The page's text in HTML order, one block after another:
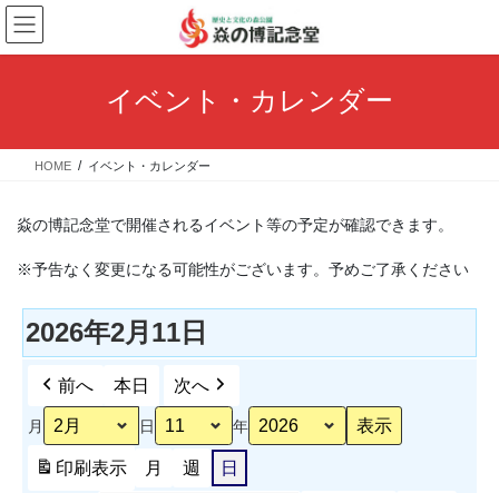
コ
ン
テ
ス
ナ
ビ
ゲ
ン
イベント・カレンダー
HOME イベント・カレンダー
焱の博記念堂で開催されるイベント等の予定が確認できます。
※予告なく変更になる可能性がございます。予めご了承ください
2026年2月11日
前へ 本日 次へ
月 日 年
印刷表示 月 週 日